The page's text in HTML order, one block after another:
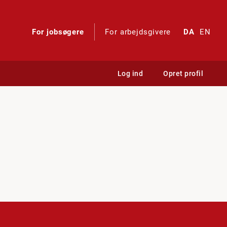
For jobsøgere For arbejdsgivere DA EN
Log ind Opret profil